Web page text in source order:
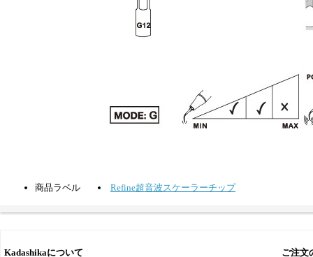
商品ラベル Refine超音波スケーラーチップ
Kadashikaについて ご注文